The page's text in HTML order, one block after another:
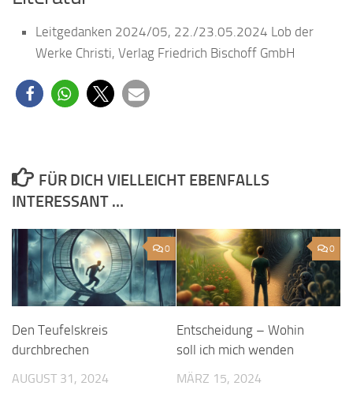
Leitgedanken 2024/05, 22./23.05.2024 Lob der
Werke Christi, Verlag Friedrich Bischoff GmbH
FÜR DICH VIELLEICHT EBENFALLS
INTERESSANT …
0
Den Teufelskreis
durchbrechen
AUGUST 31, 2024
0
Entscheidung – Wohin
soll ich mich wenden
MÄRZ 15, 2024